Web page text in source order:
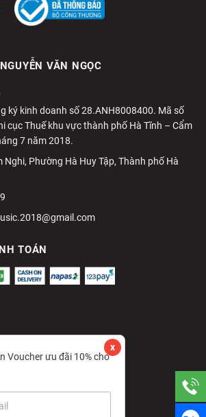
VĂN NGỌC
ký kinh doanh số 28.ANH8008400. Mã số
cục Thuế khu vực thành phố Hà Tĩnh – Cẩm
7 năm 2018.
Nghi, Phường Hà Huy Tập, Thành phố Hà
TOÁN
x
Voucher ưu đãi 10% cho